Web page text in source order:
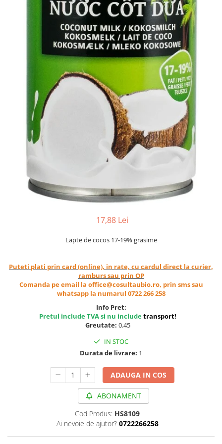
Ceaiuri diverse si accesorii
Vinuri, bere si alte bauturi
Siropuri naturale
Energizante
Carbogazoase
Siropuri Bio
Cacao si inlocuitori
Superalimente bio
Fructe si legume Bio
Bauturi vegetale
Orez, Faina si Premixuri
Sosuri, Ketchup bio
Conserve, Pateuri, creme
Leguminoase si seminte
Sare si inlocuitori
17,88 Lei
Lapte de cocos 17-19% grasime
Puteti plati prin card (online), in rate, cu cardul direct la curier,
ramburs sau prin OP
Comanda pe email la office@cosultaubio.ro, prin sms sau
whatsapp la numarul 0722 266 258
Info Pret:
Pretul include TVA si nu includetransport!
Greutate: 0.45
IN STOC
Durata de livrare: 1
ADAUGA IN COS
ABONAMENT
Cod Produs: HS8109
Ai nevoie de ajutor? 0722266258